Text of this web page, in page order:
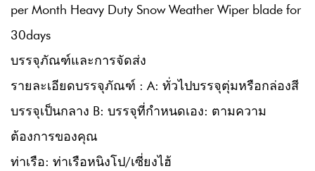
per Month Heavy Duty Snow Weather Wiper blade for
30days
บรรจุภัณฑ์และการจัดส่ง
รายละเอียดบรรจุภัณฑ์ : A: ทั่วไปบรรจุตุ่มหรือกล่องสี
บรรจุเป็นกลาง B: บรรจุที่กำหนดเอง: ตามความ
ต้องการของคุณ
ท่าเรือ: ท่าเรือหนิงโป/เซี่ยงไฮ้